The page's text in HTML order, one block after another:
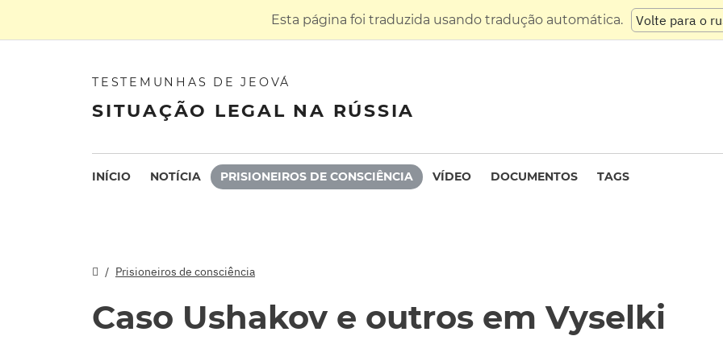
Esta página foi traduzida usando tradução automática. Volte para o
TESTEMUNHAS DE JEOVÁ
SITUAÇÃO LEGAL NA RÚSSIA
INÍCIO NOTÍCIA PRISIONEIROS DE CONSCIÊNCIA VÍDEO DOCUMENTOS TAGS
Prisioneiros de consciência
Caso Ushakov e outros em Vyselki